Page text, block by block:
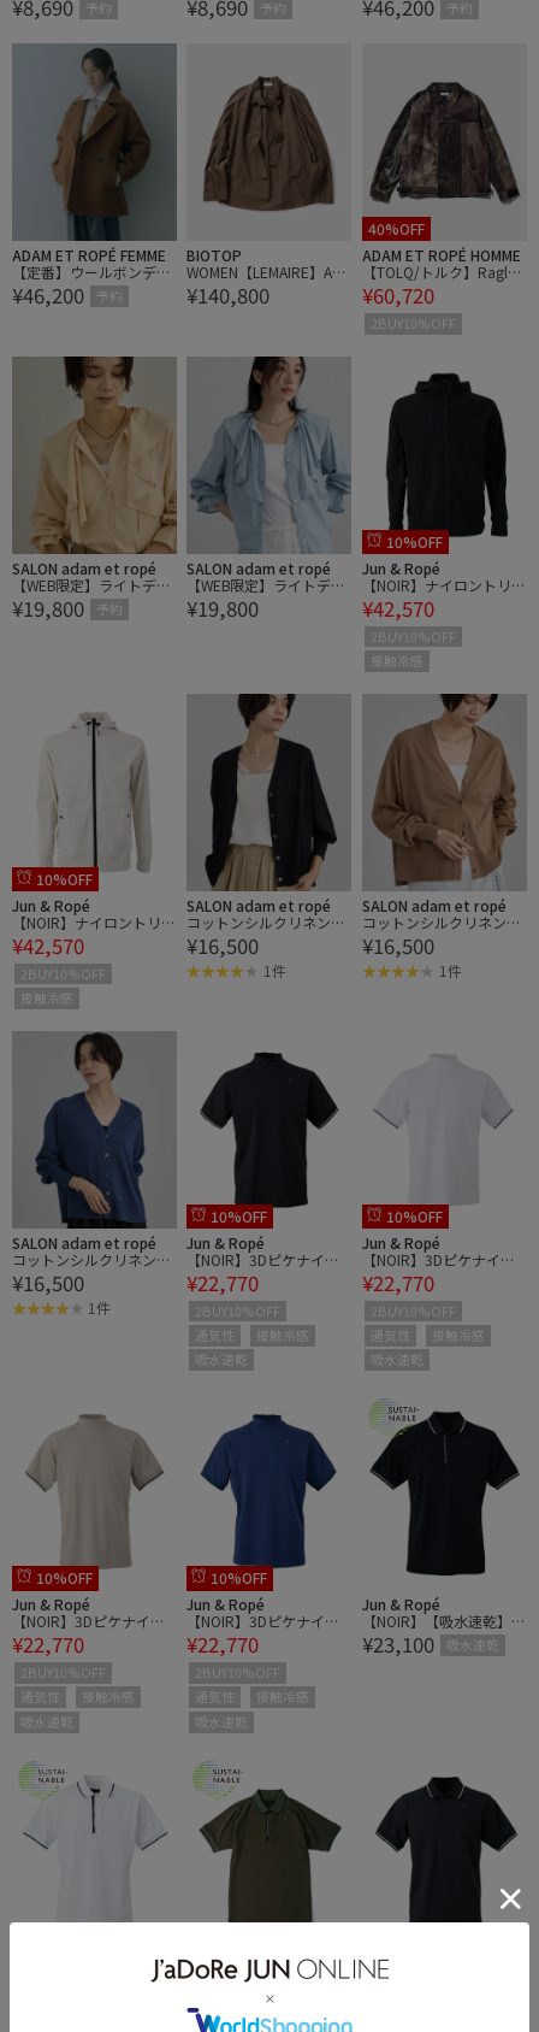
トプルオーバー
¥8,690 予約
トプルオーバー
¥8,690 予約
ングミドルコート
¥46,200 予約
ADAM ET ROPÉ FEMME
【定番】ウールボンディ
ングミドルコート
¥46,200 予約
BIOTOP
WOMEN【LEMAIRE】ASC
OT BLOUSE
¥140,800
40%OFF
ADAM ET ROPÉ HOMME
【TOLQ/トルク】Raglan
Sleeves Blouson
¥60,720
2BUY10%OFF
SALON adam et ropé
【WEB限定】ライトデニ
ムフリルカラーシャツ
¥19,800 予約
SALON adam et ropé
【WEB限定】ライトデニ
ムフリルカラーシャツ
¥19,800
10%OFF
Jun & Ropé
【NOIR】ナイロントリコ
ットフルジップパーカ
ー/接触冷感・防シワ・
ユニセックス
¥42,570
2BUY10%OFF
接触冷感
10%OFF
Jun & Ropé
【NOIR】ナイロントリコ
ットフルジップパーカ
ー/接触冷感・防シワ・
ユニセックス
¥42,570
2BUY10%OFF
接触冷感
SALON adam et ropé
コットンシルクリネンV
ネックカーディガン
¥16,500
1件
SALON adam et ropé
コットンシルクリネンV
ネックカーディガン
¥16,500
1件
SALON adam et ropé
コットンシルクリネンV
ネックカーディガン
¥16,500
1件
10%OFF
Jun & Ropé
【NOIR】3Dピケナイロ
ン モックネックシャツ/
吸水速乾・接触冷感
¥22,770
2BUY10%OFF
通気性
接触冷感
吸水速乾
10%OFF
Jun & Ropé
【NOIR】3Dピケナイロ
ン モックネックシャツ/
吸水速乾・接触冷感
¥22,770
2BUY10%OFF
通気性
接触冷感
吸水速乾
10%OFF
Jun & Ropé
【NOIR】3Dピケナイロ
ン モックネックシャツ/
吸水速乾・接触冷感
¥22,770
2BUY10%OFF
通気性
接触冷感
吸水速乾
10%OFF
Jun & Ropé
【NOIR】3Dピケナイロ
ン モックネックシャツ/
吸水速乾・接触冷感
¥22,770
2BUY10%OFF
通気性
接触冷感
吸水速乾
Jun & Ropé
【NOIR】【吸水速乾】配
色ライン使い半袖ポロシ
ャツ［一部WEB限定カラ
¥23,100 吸水速乾
【NOIR】【吸水速乾】配
Jun & Ropé
【NOIR】【吸水速乾】配
色ライン使い半袖ポロシ
ャツ［一部WEB限定カラ
¥23,100 吸水速乾
Jun & Ropé
【NOIR】3Dピケナイロ